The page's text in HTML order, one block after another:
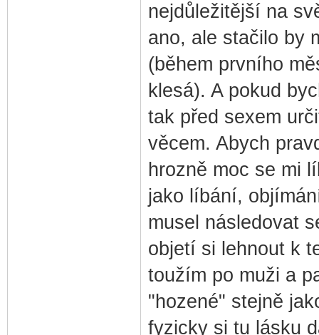
nejdůležitější na
ano, ale stačilo by
(během prvního
klesá). A pokud
tak před sexem
věcem. Abych
hrozně moc se mi
jako líbání,
musel následovat
objetí si lehnout k
toužím po muži a
"hozené" stejně
fyzicky si tu lásku